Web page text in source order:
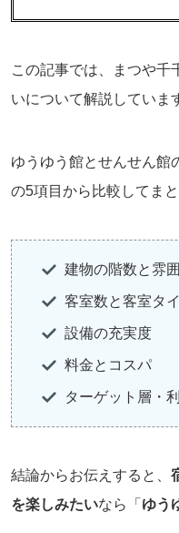
この記事では、まつや千
いについて解説していま
ゆうゆう館とせんせん館
の5項目から比較してまと
建物の階数と雰
客室数と客室タ
設備の充実度
料金とコスパ
ターゲット層・
結論からお伝えすると、
を楽しみたいなら「 ゆう